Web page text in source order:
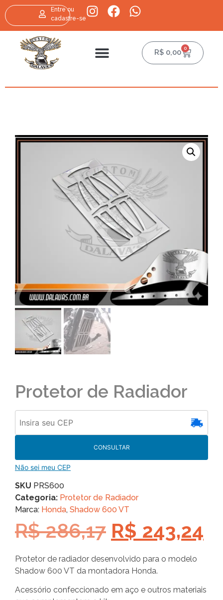
Entre ou
cadastre-se
R$ 0,00 0
Protetor de Radiador
CONSULTAR
Não sei meu CEP
SKU PRS600
Categoria: Protetor de Radiador
Marca: Honda, Shadow 600 VT
R$286,17 R$ 243,24
Protetor de radiador desenvolvido para o modelo
Shadow 600 VT da montadora Honda.
Acessório confeccionado em aço e outros materiais